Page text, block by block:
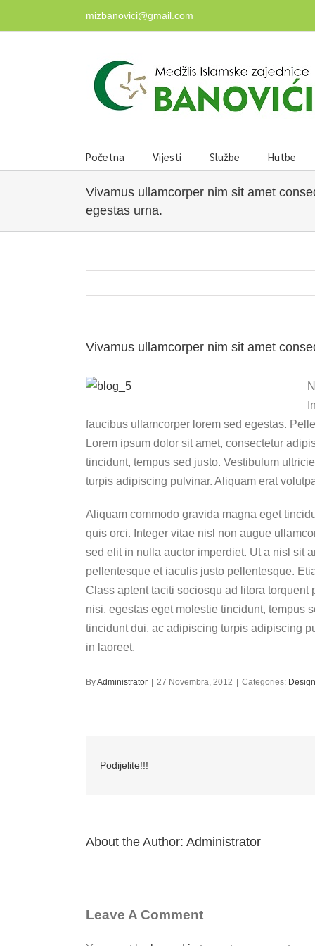
mizbanovici@gmail.com
Početna Vijesti Službe Hutbe
Vivamus ullamcorper nim sit amet
egestas urna.
Vivamus ullamcorper nim sit amet
faucibus ullamcorper lorem sed egestas.
Lorem ipsum dolor sit amet, consectetur
tincidunt, tempus sed justo. Vestibulum
turpis adipiscing pulvinar. Aliquam erat
Aliquam commodo gravida magna eget
quis orci. Integer vitae nisl non augue
sed elit in nulla auctor imperdiet. Ut a nisl sit
pellentesque et iaculis justo pellentesque.
Class aptent taciti sociosqu ad litora
nisi, egestas eget molestie tincidunt, tempus
tincidunt dui, ac adipiscing turpis adipiscing
in laoreet.
ByAdministrator 27 Novembra, 2012 Categories:
Podijelite!!!
About the Author: Administrator
Leave A Comment